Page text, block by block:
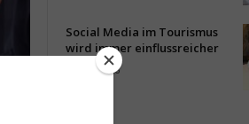
Social Media im Tourismus
wird immer einflussreicher
30. Juli 2026